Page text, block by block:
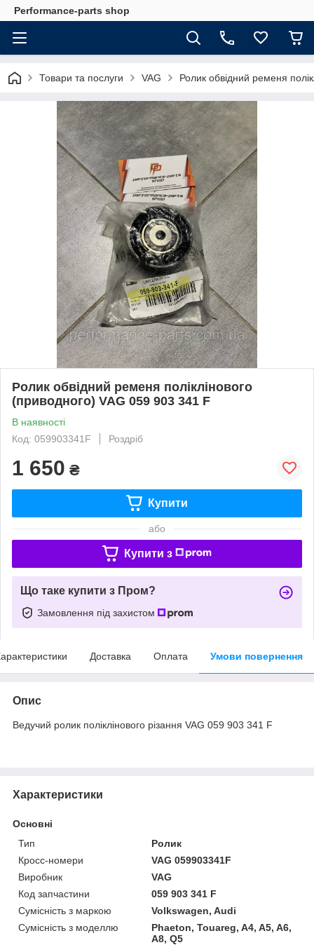
Performance-parts shop
Товари та послуги VAG Ролик обвідний ременя
Ролик обвідний ременя поліклінового
(приводного) VAG 059 903 341 F
В наявності
Код: 059903341F
Роздріб
1 650 ₴
Купити
або
Купити з
Що таке купити з Пром?
Замовлення під захистом
Доставка Оплата Умови повернення
Опис
Ведучий ролик поліклінового різання VAG 059 903 341 F
Характеристики
Основні
Тип
Ролик
Кросс-номери
VAG 059903341F
Виробник
VAG
Код запчастини
059 903 341 F
Сумісність з маркою
Volkswagen, Audi
Сумісність з моделлю
Phaeton, Touareg, A4, A5, A6,
A8, Q5